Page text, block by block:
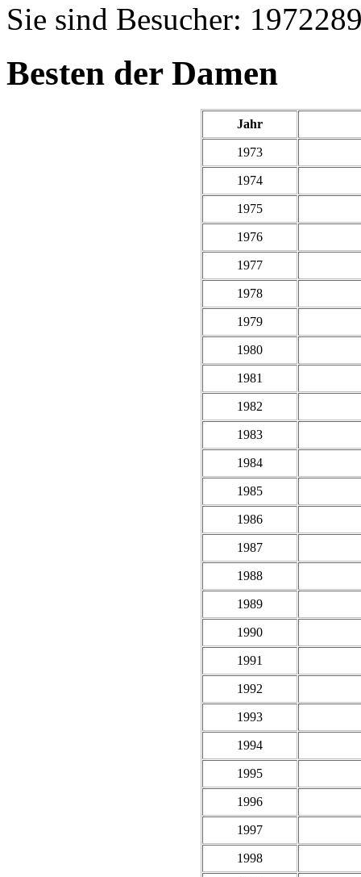
Sie sind Besucher:
Besten der Damen
Jahr
1973
1974
1975
1976
1977
1978
1979
1980
1981
1982
1983
1984
1985
1986
1987
1988
1989
1990
1991
1992
1993
1994
1995
1996
1997
1998